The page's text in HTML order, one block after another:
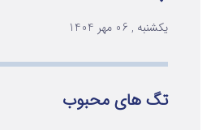
یکشنبه , 06 مهر 1404
تگ های محبوب